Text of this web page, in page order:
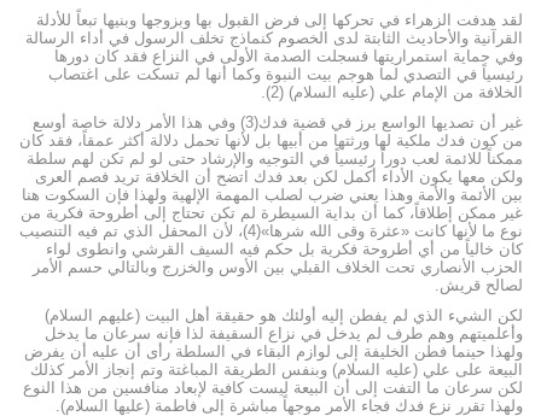
لقد هدفت الزهراء في تحركها إلى فرض القبول بها وبزوجها وبنيها تبعاً للأدلة
القرآنية والأحاديث الثابتة لدى الخصوم كنماذج تخلف الرسول في أداء الرسالة
وفي حماية استمراريتها فسجلت الصدمة الأولى في النزاع فقد كان دورها
رئيسياً في التصدي لما هوجم بيت النبوة وكما أنها لم تسكت على اغتصاب
الخلافة من الإمام علي (عليه السلام) (2).
غير أن تصديها الواسع برز في قضية فدك(3) وفي هذا الأمر دلالة خاصة أوسع
من كون فدك ملكية لها ورثتها من أبيها بل لأنها تحمل دلالة أكثر عمقاً، فقد كان
ممكناً للائمة لعب دوراً رئيسياً في التوجيه والإرشاد حتى لو لم تكن لهم سلطة
ولكن معها يكون الأداء أكمل لكن بعد فدك اتضح أن الخلافة تريد فصم العرى
بين الأئمة والأمة وهذا يعني ضرب لصلب المهمة الإلهية ولهذا فإن السكوت هنا
غير ممكن إطلاقاً، كما أن بداية السيطرة لم تكن تحتاج إلى أطروحة فكرية من
نوع ما لأنها كانت «عثرة وقى الله شرها»(4)، لأن المحفل الذي تم فيه التنصيب
كان خالياً من أي أطروحة فكرية بل حكم فيه السيف القرشي وانطوى لواء
الحزب الأنصاري تحت الخلاف القبلي بين الأوس والخزرج وبالتالي حسم الأمر
لصالح قريش.
لكن الشيء الذي لم يفطن إليه أولئك هو حقيقة أهل البيت (عليهم السلام)
وأعلميتهم وهم طرف لم يدخل في نزاع السقيفة لذا فإنه سرعان ما يدخل
ولهذا حينما فطن الخليفة إلى لوازم البقاء في السلطة رأى أن عليه أن يفرض
البيعة على علي (عليه السلام) وبنفس الطريقة المباغتة وتم إنجاز الأمر كذلك
لكن سرعان ما التفت إلى أن البيعة ليست كافية لإبعاد منافسين من هذا النوع
ولهذا تقرر نزع فدك فجاء الأمر موجهاً مباشرة إلى فاطمة (عليها السلام).